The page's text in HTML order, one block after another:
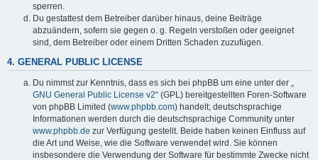
sperren.
Du gestattest dem Betreiber darüber hinaus, deine Beiträge
abzuändern, sofern sie gegen o. g. Regeln verstoßen oder geeignet
sind, dem Betreiber oder einem Dritten Schaden zuzufügen.
4. GENERAL PUBLIC LICENSE
Du nimmst zur Kenntnis, dass es sich bei phpBB um eine unter der „
GNU General Public License v2“ (GPL) bereitgestellten Foren-Software
von phpBB Limited (www.phpbb.com) handelt; deutschsprachige
Informationen werden durch die deutschsprachige Community unter
www.phpbb.de zur Verfügung gestellt. Beide haben keinen Einfluss auf
die Art und Weise, wie die Software verwendet wird. Sie können
insbesondere die Verwendung der Software für bestimmte Zwecke nicht